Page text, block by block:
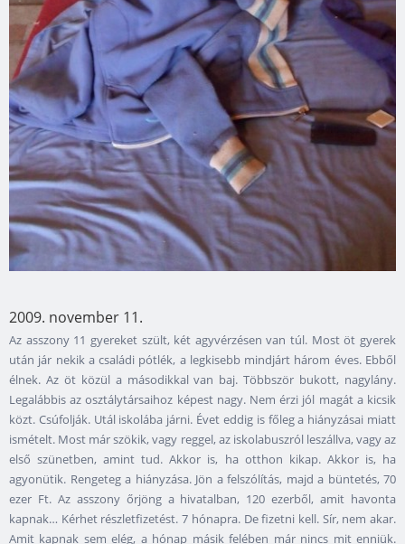
2009. november 11.
Az asszony 11 gyereket szült, két agyvérzésen van túl. Most öt gyerek
után jár nekik a családi pótlék, a legkisebb mindjárt három éves. Ebből
élnek. Az öt közül a másodikkal van baj. Többször bukott, nagylány.
Legalábbis az osztálytársaihoz képest nagy. Nem érzi jól magát a kicsik
közt. Csúfolják. Utál iskolába járni. Évet eddig is főleg a hiányzásai miatt
ismételt. Most már szökik, vagy reggel, az iskolabuszról leszállva, vagy az
első szünetben, amint tud. Akkor is, ha otthon kikap. Akkor is, ha
agyonütik. Rengeteg a hiányzása. Jön a felszólítás, majd a büntetés, 70
ezer Ft. Az asszony őrjöng a hivatalban, 120 ezerből, amit havonta
kapnak… Kérhet részletfizetést. 7 hónapra. De fizetni kell. Sír, nem akar.
Amit kapnak sem elég, a hónap másik felében már nincs mit enniük.